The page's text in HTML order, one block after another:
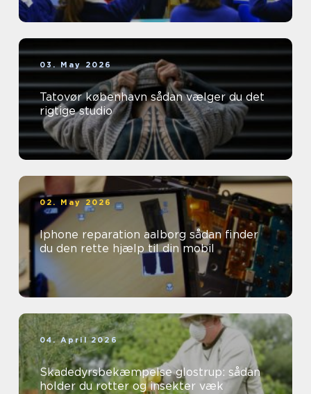
03. May 2026
Tatovør københavn sådan vælger du det
rigtige studio
02. May 2026
Iphone reparation aalborg sådan finder
du den rette hjælp til din mobil
04. April 2026
Skadedyrsbekæmpelse glostrup: sådan
holder du rotter og insekter væk